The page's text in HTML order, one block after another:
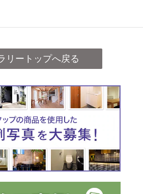
リートップへ戻る